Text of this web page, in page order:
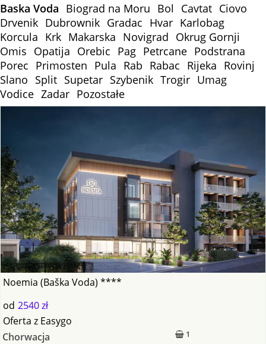
Baska Voda Biograd na Moru Bol Cavtat Ciovo
Drvenik Dubrownik Gradac Hvar Karlobag
Korcula Krk Makarska Novigrad Okrug Gornji
Omis Opatija Orebic Pag Petrcane Podstrana
Porec Primosten Pula Rab Rabac Rijeka Rovinj
Slano Split Supetar Szybenik Trogir Umag
Vodice Zadar Pozostałe
Noemia (Baška Voda) ****
od 2540 zł
1
Oferta z Easygo
Chorwacja